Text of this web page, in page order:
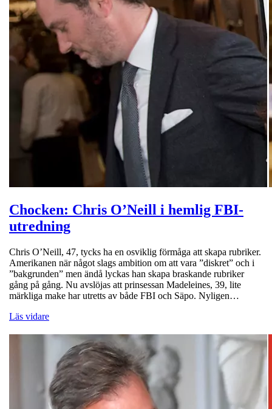
Chocken: Chris O’Neill i hemlig FBI-
utredning
Chris O’Neill, 47, tycks ha en osviklig förmåga att skapa rubriker.
Amerikanen när något slags ambition om att vara ”diskret” och i
”bakgrunden” men ändå lyckas han skapa braskande rubriker
gång på gång. Nu avslöjas att prinsessan Madeleines, 39, lite
märkliga make har utretts av både FBI och Säpo. Nyligen…
Läs vidare